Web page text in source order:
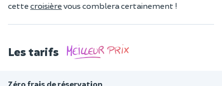
cette croisière vous comblera certainement !
Les tarifs
Zéro frais de réservation